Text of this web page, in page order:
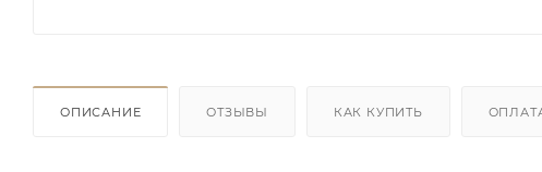
ОПИСАНИЕ ОТЗЫВЫ КАК КУПИТЬ